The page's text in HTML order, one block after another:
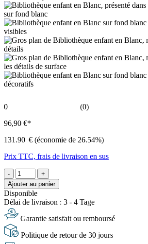
0
(0)
96,90 €*
131.90 € (économie de 26.54%)
Prix TTC, frais de livraison en sus
-
+
Ajouter au panier
Disponible
Délai de livraison : 3 - 4 Tage
Garantie satisfait ou remboursé
Politique de retour de 30 jours